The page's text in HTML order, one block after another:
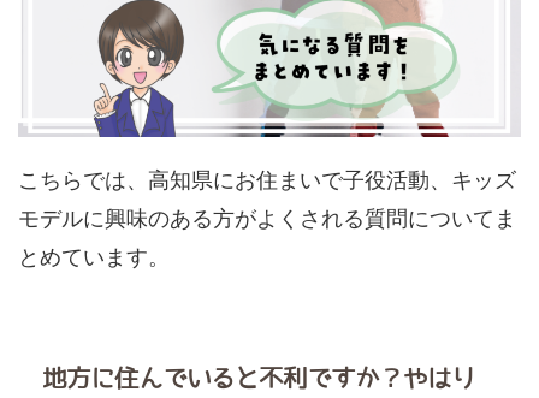
こちらでは、高知県にお住まいで子役活動、キッズ
モデルに興味のある方がよくされる質問についてま
とめています。
地方に住んでいると不利ですか？やはり